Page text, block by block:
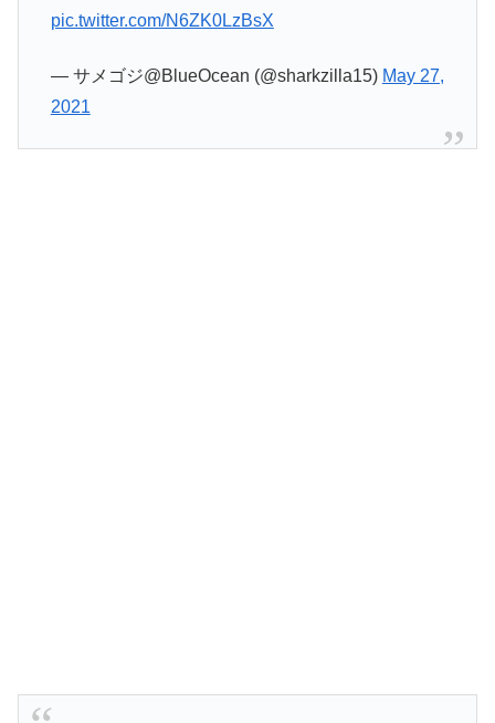
pic.twitter.com/N6ZK0LzBsX
— サメゴジ@BlueOcean (@sharkzilla15) May 27,
2021